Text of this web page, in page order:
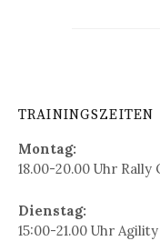
TRAININGSZEITEN
Montag:
18.00-20.00 Uhr Rally
Dienstag:
15:00-21.00 Uhr